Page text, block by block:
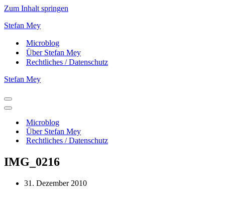
Zum Inhalt springen
Stefan Mey
Microblog
Über Stefan Mey
Rechtliches / Datenschutz
Stefan Mey
Navigationsmenü
Navigationsmenü
Microblog
Über Stefan Mey
Rechtliches / Datenschutz
IMG_0216
31. Dezember 2010